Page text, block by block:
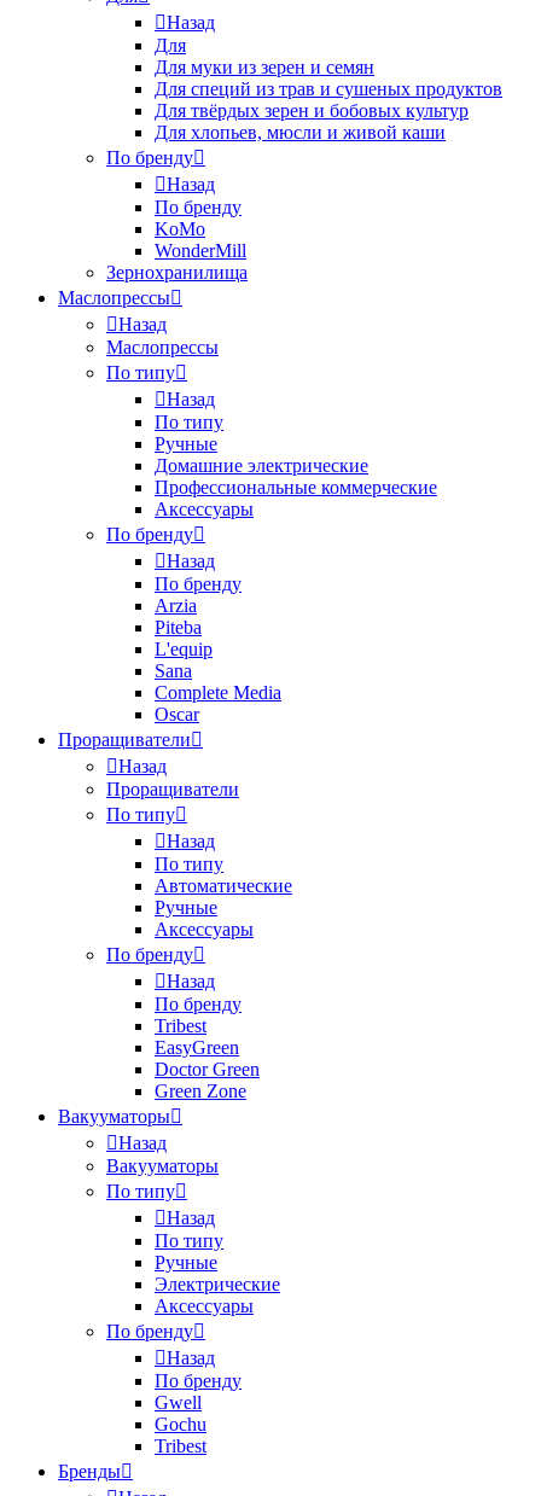
Назад
Для
Для муки из зерен и семян
Для специй из трав и сушеных продуктов
Для твёрдых зерен и бобовых культур
Для хлопьев, мюсли и живой каши
По бренду
Назад
По бренду
KoMo
WonderMill
Зернохранилища
Маслопрессы
Назад
Маслопрессы
По типу
Назад
По типу
Ручные
Домашние электрические
Профессиональные коммерческие
Аксессуары
По бренду
Назад
По бренду
Arzia
Piteba
L'equip
Sana
Complete Media
Oscar
Проращиватели
Назад
Проращиватели
По типу
Назад
По типу
Автоматические
Ручные
Аксессуары
По бренду
Назад
По бренду
Tribest
EasyGreen
Doctor Green
Green Zone
Вакууматоры
Назад
Вакууматоры
По типу
Назад
По типу
Ручные
Электрические
Аксессуары
По бренду
Назад
По бренду
Gwell
Gochu
Tribest
Бренды